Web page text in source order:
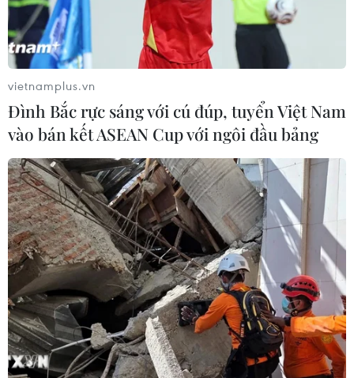
Khung cảnh chợ quê yên bình trong ngày đầu Năm mới. (Ảnh:
Minh Quyết/TTXVN)
vietnamplus.vn
Đình Bắc rực sáng với cú đúp, tuyển Việt Nam
vào bán kết ASEAN Cup với ngôi đầu bảng